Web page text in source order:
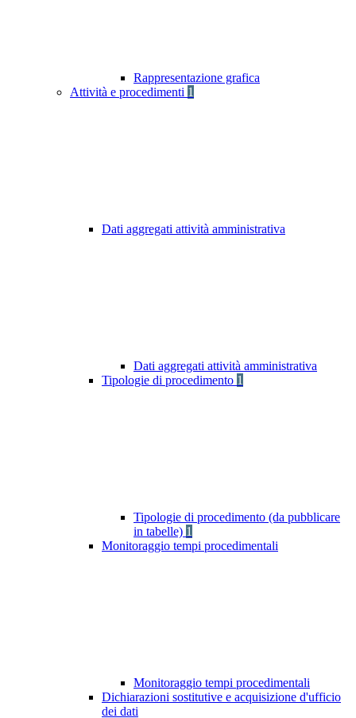
Rappresentazione grafica
Attività e procedimenti 1
Dati aggregati attività amministrativa
Dati aggregati attività amministrativa
Tipologie di procedimento 1
Tipologie di procedimento (da pubblicare
in tabelle) 1
Monitoraggio tempi procedimentali
Monitoraggio tempi procedimentali
Dichiarazioni sostitutive e acquisizione d'ufficio
dei dati